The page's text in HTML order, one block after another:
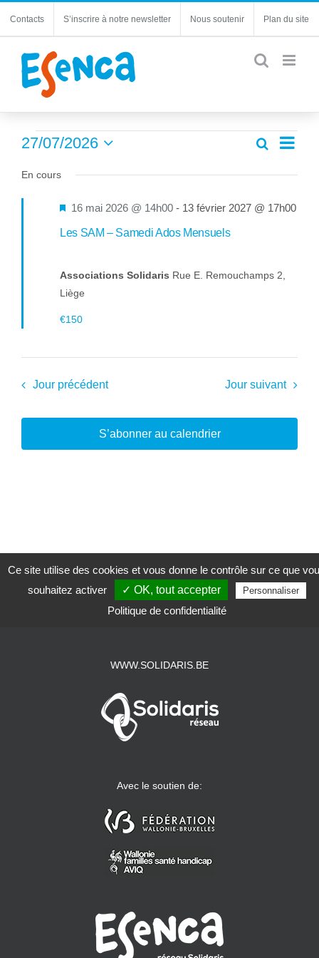
Contacts S’inscrire à notre newsletter Nous soutenir Plan du site
Évènements
for
27
juillet
de
Recherche
vues
Jour
27/07/2026
une
En cours
Les SAM – Samedi Ados Mensuels
Mis
en
16 mai 2026 @ 14h00 - 13 février 2027 @ 17h00
Associations Solidaris Rue E. Remouchamps 2,
Liège
€150
Jour précédent Jour suivant
S’abonner au calendrier
WWW.SOLIDARIS.BE
Avec le soutien de:
Ce site utilise des cookies et vous donne le contrôle sur ce que
souhaitez activer
✓ OK, tout accepter Personnaliser
Politique de confidentialité